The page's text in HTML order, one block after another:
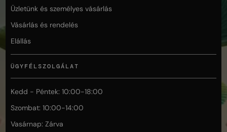
Üzletünk és személyes vásárlás
Vásárlás és rendelés
Elállás
ÜGYFÉLSZOLGÁLAT
Kedd - Péntek: 10:00-18:00
Szombat: 10:00-14:00
Vasárnap: Zárva